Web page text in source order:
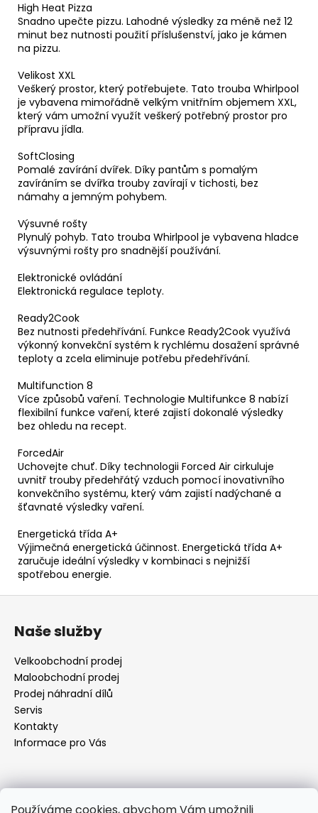
High Heat Pizza
Snadno upečte pizzu. Lahodné výsledky za méně než 12
minut bez nutnosti použití příslušenství, jako je kámen
na pizzu.
Velikost XXL
Veškerý prostor, který potřebujete. Tato trouba Whirlpool
je vybavena mimořádně velkým vnitřním objemem XXL,
který vám umožní využít veškerý potřebný prostor pro
přípravu jídla.
SoftClosing
Pomalé zavírání dvířek. Díky pantům s pomalým
zavíráním se dvířka trouby zavírají v tichosti, bez
námahy a jemným pohybem.
Výsuvné rošty
Plynulý pohyb. Tato trouba Whirlpool je vybavena hladce
výsuvnými rošty pro snadnější používání.
Elektronické ovládání
Elektronická regulace teploty.
Ready2Cook
Bez nutnosti předehřívání. Funkce Ready2Cook využívá
výkonný konvekční systém k rychlému dosažení správné
teploty a zcela eliminuje potřebu předehřívání.
Multifunction 8
Více způsobů vaření. Technologie Multifunkce 8 nabízí
flexibilní funkce vaření, které zajistí dokonalé výsledky
bez ohledu na recept.
ForcedAir
Uchovejte chuť. Díky technologii Forced Air cirkuluje
uvnitř trouby předehřátý vzduch pomocí inovativního
konvekčního systému, který vám zajistí nadýchané a
šťavnaté výsledky vaření.
Energetická třída A+
Výjimečná energetická účinnost. Energetická třída A+
zaručuje ideální výsledky v kombinaci s nejnižší
spotřebou energie.
Naše služby
Velkoobchodní prodej
Maloobchodní prodej
Prodej náhradní dílů
Servis
Kontakty
Informace pro Vás